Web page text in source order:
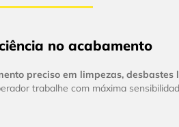
no acabamento
preciso em limpezas, desbastes
trabalhe com máxima